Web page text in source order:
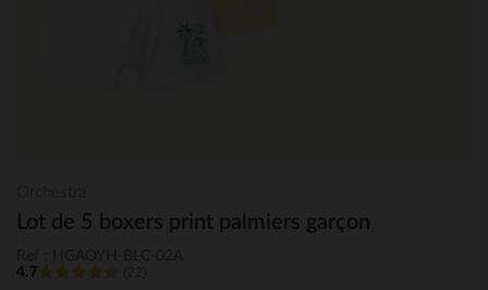
Lot de 5 boxers print palmiers garçon
4.7